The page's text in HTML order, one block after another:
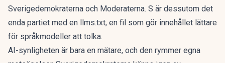
Sverigedemokraterna och Moderaterna. S är dessutom det
enda partiet med en llms.txt, en fil som gör innehållet lättare
för språkmodeller att tolka.
AI-synligheten är bara en mätare, och den rymmer egna